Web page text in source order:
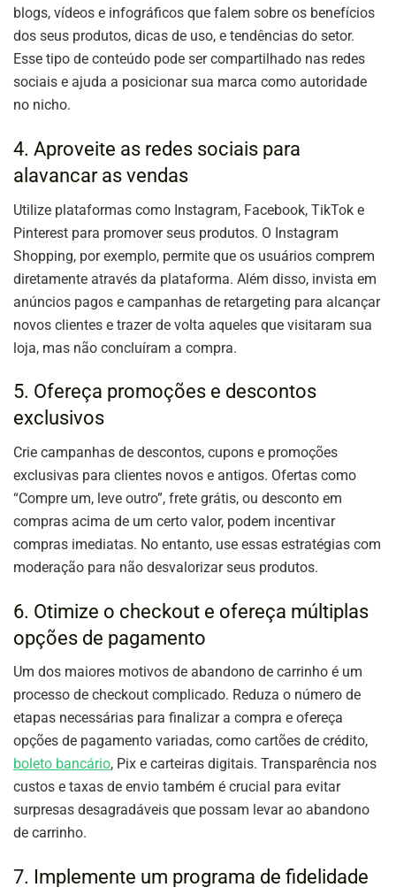
blogs, vídeos e infográficos que falem sobre os benefícios
dos seus produtos, dicas de uso, e tendências do setor.
Esse tipo de conteúdo pode ser compartilhado nas redes
sociais e ajuda a posicionar sua marca como autoridade
no nicho.
4. Aproveite as redes sociais para
alavancar as vendas
Utilize plataformas como Instagram, Facebook, TikTok e
Pinterest para promover seus produtos. O Instagram
Shopping, por exemplo, permite que os usuários comprem
diretamente através da plataforma. Além disso, invista em
anúncios pagos e campanhas de retargeting para alcançar
novos clientes e trazer de volta aqueles que visitaram sua
loja, mas não concluíram a compra.
5. Ofereça promoções e descontos
exclusivos
Crie campanhas de descontos, cupons e promoções
exclusivas para clientes novos e antigos. Ofertas como
“Compre um, leve outro”, frete grátis, ou desconto em
compras acima de um certo valor, podem incentivar
compras imediatas. No entanto, use essas estratégias com
moderação para não desvalorizar seus produtos.
6. Otimize o checkout e ofereça múltiplas
opções de pagamento
Um dos maiores motivos de abandono de carrinho é um
processo de checkout complicado. Reduza o número de
etapas necessárias para finalizar a compra e ofereça
opções de pagamento variadas, como cartões de crédito,
boleto bancário, Pix e carteiras digitais. Transparência nos
custos e taxas de envio também é crucial para evitar
surpresas desagradáveis que possam levar ao abandono
de carrinho.
7. Implemente um programa de fidelidade